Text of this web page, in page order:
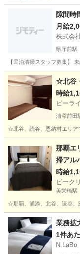
隙間時
月給
株式会
県庁前駅
【民泊清掃スタッフ募集】
沖縄 那覇市 県庁前
☆北谷
時給
ビーラ
浦添前田
☆北谷、読谷、恩納村エリ
浦添前
那覇エ
掃アル
時給
ビーク
美栄橋駅
☆那覇、浦添、北谷、読谷
沖縄 那覇市 美栄橋
業務拡
1件あ
N.LaBo